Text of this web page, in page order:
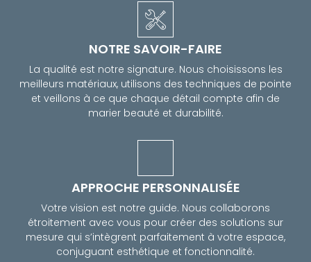
NOTRE SAVOIR-FAIRE
La qualité est notre signature. Nous choisissons les
meilleurs matériaux, utilisons des techniques de pointe
et veillons à ce que chaque détail compte afin de
marier beauté et durabilité.
APPROCHE PERSONNALISÉE
Votre vision est notre guide. Nous collaborons
étroitement avec vous pour créer des solutions sur
mesure qui s’intègrent parfaitement à votre espace,
conjuguant esthétique et fonctionnalité.